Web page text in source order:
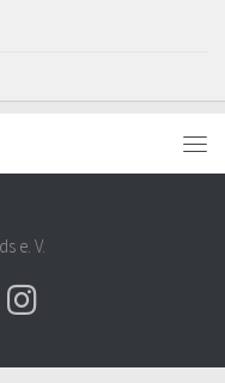
e. V.